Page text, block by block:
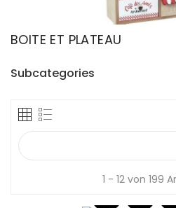
BOITE ET PLATEAU
Subcategories
1 - 12 von 199